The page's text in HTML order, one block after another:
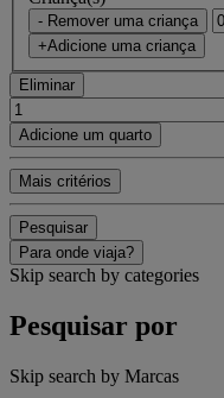
- Remover uma criança
+Adicione uma criança
Eliminar
Adicione um quarto
Mais critérios
Pesquisar
Para onde viaja?
Skip search by categories
Pesquisar por
Skip search by Marcas